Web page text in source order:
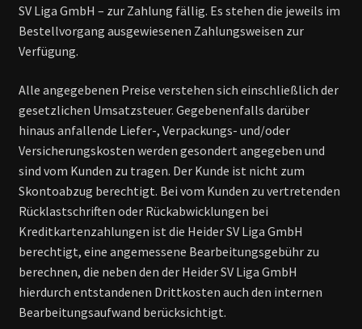
SV Liga GmbH – zur Zahlung fällig. Es stehen die jeweils im
Bestellvorgang ausgewiesenen Zahlungsweisen zur
Verfügung.
Alle angegebenen Preise verstehen sich einschließlich der
gesetzlichen Umsatzsteuer. Gegebenenfalls darüber
hinaus anfallende Liefer-, Verpackungs- und/oder
Versicherungskosten werden gesondert angegeben und
sind vom Kunden zu tragen. Der Kunde ist nicht zum
Skontoabzug berechtigt. Bei vom Kunden zu vertretenden
Rücklastschriften oder Rückabwicklungen bei
Kreditkartenzahlungen ist die Heider SV Liga GmbH
berechtigt, eine angemessene Bearbeitungsgebühr zu
berechnen, die neben den der Heider SV Liga GmbH
hierdurch entstandenen Drittkosten auch den internen
Bearbeitungsaufwand berücksichtigt.